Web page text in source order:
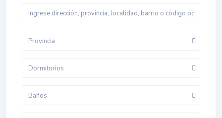
Provincia
Dormitorios
Baños